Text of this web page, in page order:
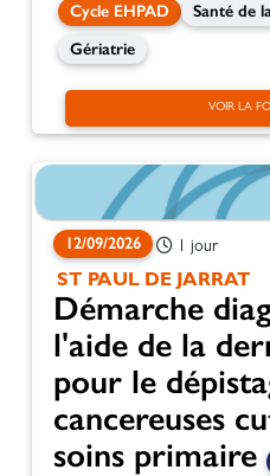
Cycle EHPAD
Santé de
Gériatrie
VOIR LA
12/09/2026 1 jour
ST PAUL DE JARRAT
Démarche
l'aide de la
pour le
cancereuses
soins primaire